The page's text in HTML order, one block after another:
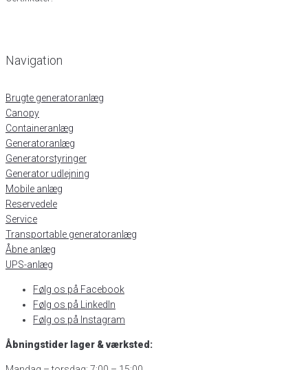
Navigation
Brugte generatoranlæg
Canopy
Containeranlæg
Generatoranlæg
Generatorstyringer
Generator udlejning
Mobile anlæg
Reservedele
Service
Transportable generatoranlæg
Åbne anlæg
UPS-anlæg
Følg os på Facebook
Følg os på LinkedIn
Følg os på Instagram
Åbningstider lager & værksted: